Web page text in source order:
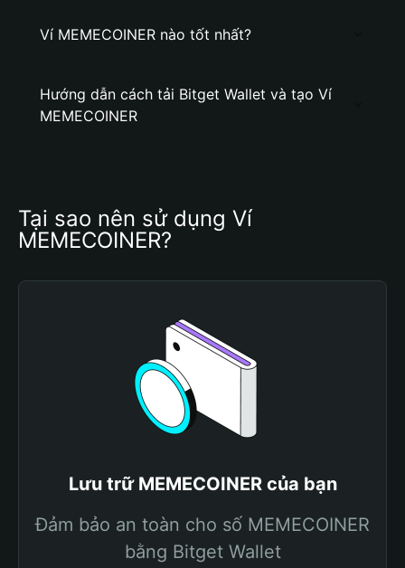
Ví MEMECOINER nào tốt nhất?
Hướng dẫn cách tải Bitget Wallet và tạo Ví
MEMECOINER
Tại sao nên sử dụng Ví
MEMECOINER?
Lưu trữ MEMECOINER của bạn
Đảm bảo an toàn cho số MEMECOINER
bằng Bitget Wallet